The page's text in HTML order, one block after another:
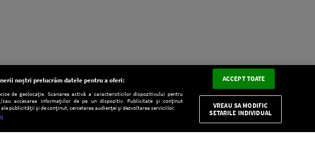
CONFIDENŢIALITATE
noștri prelucrăm datele pentru a oferi:
de geolocație. Scanarea activă a caracteristicilor dispozitivului pentru
sau accesarea informațiilor de pe un dispozitiv. Publicitate și conținut
publicității și de conținut, cercetarea audienței și dezvoltarea serviciilor.
ACCEPT TOATE
VREAU SA MODIFIC
SETARILE INDIVIDUAL